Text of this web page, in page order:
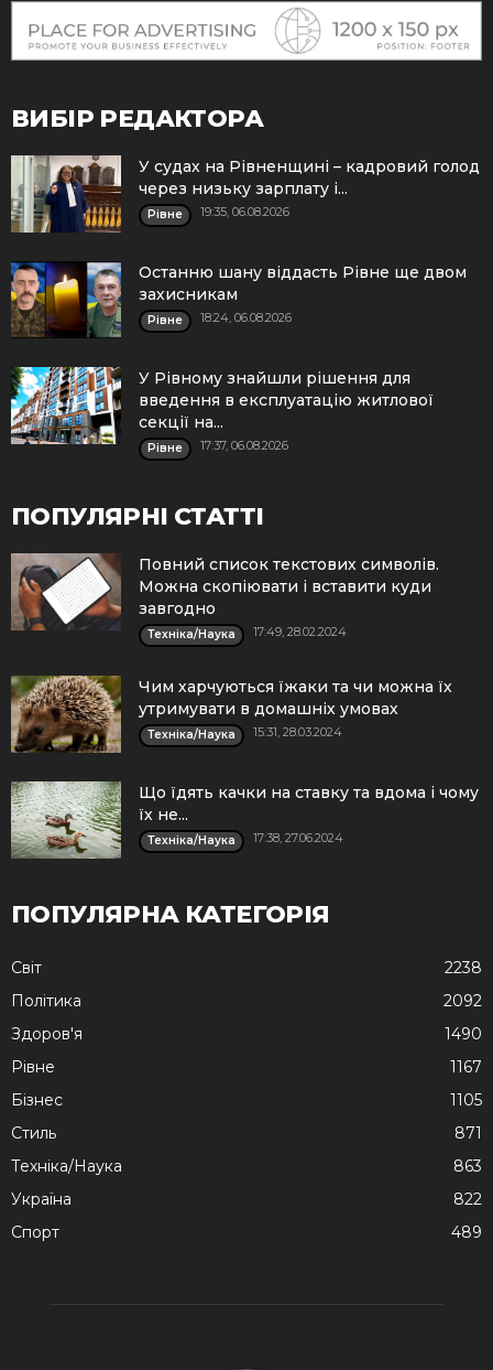
ВИБІР РЕДАКТОРА
У судах на Рівненщині – кадровий голод
через низьку зарплату і...
Рівне 19:35, 06.08.2026
Останню шану віддасть Рівне ще двом
захисникам
Рівне 18:24, 06.08.2026
У Рівному знайшли рішення для
введення в експлуатацію житлової
секції на...
Рівне 17:37, 06.08.2026
ПОПУЛЯРНІ СТАТТІ
Повний список текстових символів.
Можна скопіювати і вставити куди
завгодно
Техніка/Наука 17:49, 28.02.2024
Чим харчуються їжаки та чи можна їх
утримувати в домашніх умовах
Техніка/Наука 15:31, 28.03.2024
Що їдять качки на ставку та вдома і чому
їх не...
Техніка/Наука 17:38, 27.06.2024
ПОПУЛЯРНА КАТЕГОРІЯ
Cвіт
2238
Політика
2092
Здоров'я
1490
Рівне
1167
Бізнес
1105
Стиль
871
Техніка/Наука
863
Україна
822
Спорт
489